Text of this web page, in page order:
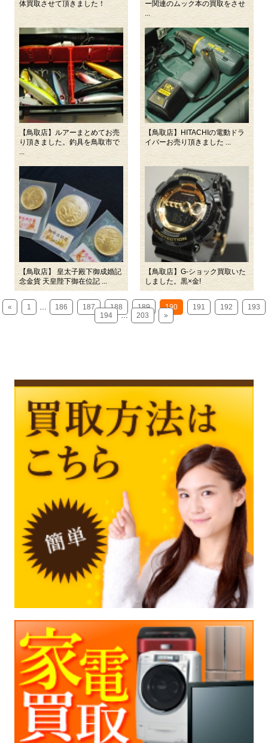
体買取させて頂きました！
ー関連のムック本の買取をさせ
...
【鳥取店】ルアーまとめてお売
り頂きました。釣具を鳥取市で
...
【鳥取店】HITACHIの電動ドラ
イバーお売り頂きました ...
【鳥取店】 皇太子殿下御成婚記
念金貨 天皇陛下御在位記 ...
【鳥取店】G-ショック買取いた
しました。黒×金!
« 1 186 187 188 189 190 191 192
193
194
… 203 »